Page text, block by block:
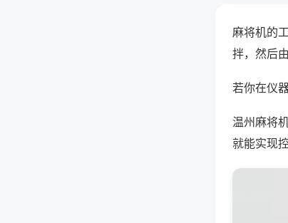
麻将机的
拌，然后
若你在仪
温州麻将
就能实现